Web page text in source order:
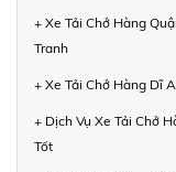
+ Xe Tải Chở Hàng
Tranh
+ Xe Tải Chở Hàng Dĩ
+ Dịch Vụ Xe Tải Chở
Tốt